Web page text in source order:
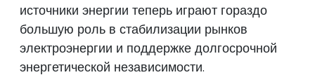
источники энергии теперь играют гораздо
большую роль в стабилизации рынков
электроэнергии и поддержке долгосрочной
энергетической независимости.